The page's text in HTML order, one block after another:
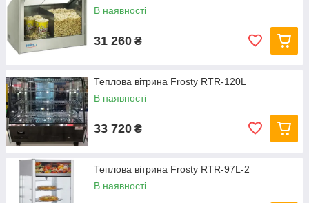
В наявності
31 260 ₴
Теплова вітрина Frosty RTR-120L
В наявності
33 720 ₴
Теплова вітрина Frosty RTR-97L-2
В наявності